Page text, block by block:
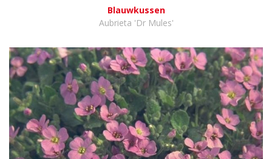
Blauwkussen
Aubrieta 'Dr Mules'